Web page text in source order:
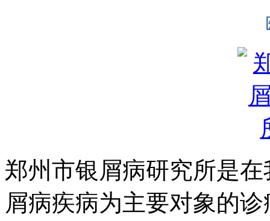
郑州市银屑病研究所是
屑病疾病为主要对象的